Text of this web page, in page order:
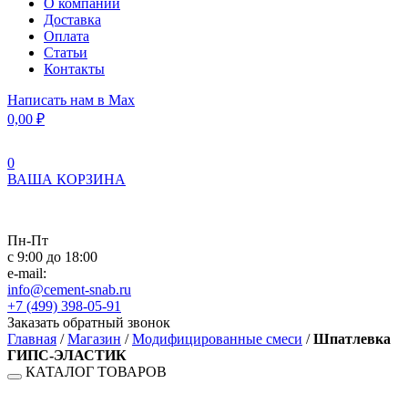
О компании
Доставка
Оплата
Статьи
Контакты
Написать нам в Max
0,00 ₽
0
ВАША КОРЗИНА
Пн-Пт
с 9:00 до 18:00
e-mail:
info@cement-snab.ru
+7 (499) 398-05-91
Заказать обратный звонок
Главная /Магазин /Модифицированные смеси /Шпатлевка
ГИПС-ЭЛАСТИК
КАТАЛОГ ТОВАРОВ